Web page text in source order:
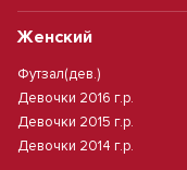
Женский
Футзал(дев.)
Девочки 2016 г.р.
Девочки 2015 г.р.
Девочки 2014 г.р.